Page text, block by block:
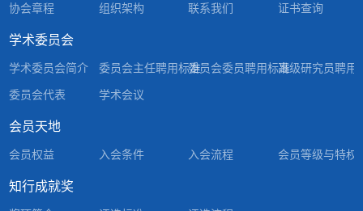
协会章程 组织架构 联系我们 证书查询
学术委员会
学术委员会简介 委员会主任聘用标准委员会委员聘用标准高级研究员聘用
委员会代表 学术会议
会员天地
会员权益 入会条件 入会流程 会员等级与特权
知行成就奖